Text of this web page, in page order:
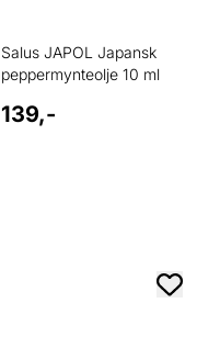
Salus JAPOL Japansk
peppermynteolje 10 ml
139,-